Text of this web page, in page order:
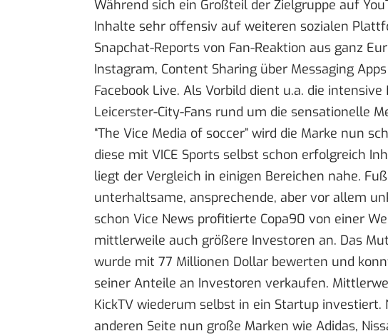
Während sich ein Großteil der Zielgruppe auf
Inhalte sehr offensiv auf weiteren sozialen
Snapchat-Reports von Fan-Reaktion aus ganz
Instagram, Content Sharing über Messaging
Facebook Live. Als Vorbild dient u.a. die
Leicerster-City-Fans rund um die sensationelle
“The Vice Media of soccer” wird die Marke nun
diese mit VICE Sports selbst schon erfolgreich
liegt der Vergleich in einigen Bereichen nahe.
unterhaltsame, ansprechende, aber vor allem
schon Vice News profitierte Copa90 von einer
mittlerweile auch größere Investoren an. Das
wurde mit 77 Millionen Dollar bewerten und
seiner Anteile an Investoren verkaufen.
KickTV wiederum selbst in ein Startup
anderen Seite nun große Marken wie Adidas,